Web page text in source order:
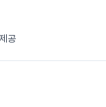
공